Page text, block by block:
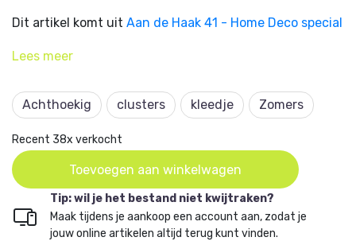
Dit artikel komt uit Aan de Haak 41 - Home Deco special
Lees meer
Achthoekig clusters kleedje Zomers
Recent 38x verkocht
Toevoegen aan winkelwagen
Tip: wil je het bestand niet kwijtraken?
Maak tijdens je aankoop een account aan, zodat je
jouw online artikelen altijd terug kunt vinden.